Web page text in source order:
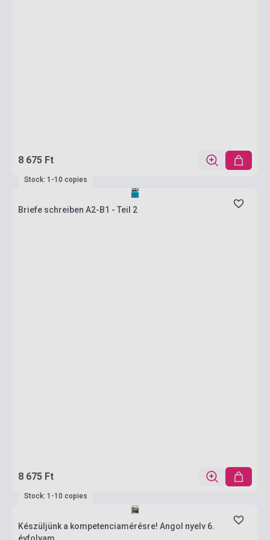
8 675 Ft
Stock: 1-10 copies
Briefe schreiben A2-B1 - Teil 2
8 675 Ft
Stock: 1-10 copies
Készüljünk a kompetenciamérésre! Angol nyelv 6.